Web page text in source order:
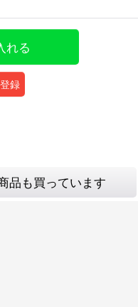
れる
録
品も買っています